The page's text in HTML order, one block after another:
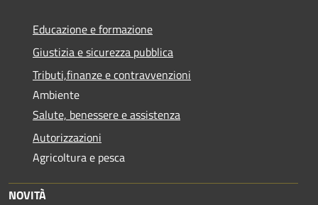
Educazione e formazione
Giustizia e sicurezza pubblica
Tributi,finanze e contravvenzioni
Ambiente
Salute, benessere e assistenza
Autorizzazioni
Agricoltura e pesca
NOVITÀ